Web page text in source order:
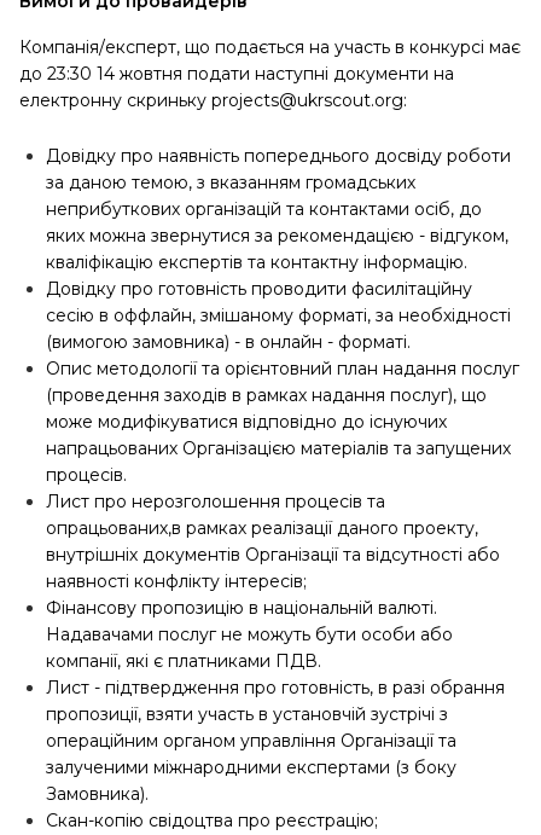
Компанія/експерт, що подається на участь в конкурсі має
до 23:30 14 жовтня подати наступні документи на
електронну скриньку projects@ukrscout.org:
Довідку про наявність попереднього досвіду роботи
за даною темою, з вказанням громадських
неприбуткових організацій та контактами осіб, до
яких можна звернутися за рекомендацією - відгуком,
кваліфікацію експертів та контактну інформацію.
Довідку про готовність проводити фасилітаційну
сесію в оффлайн, змішаному форматі, за необхідності
(вимогою замовника) - в онлайн - форматі.
Опис методології та орієнтовний план надання послуг
(проведення заходів в рамках надання послуг), що
може модифікуватися відповідно до існуючих
напрацьованих Організацією матеріалів та запущених
процесів.
Лист про нерозголошення процесів та
опрацьованих,в рамках реалізації даного проекту,
внутрішніх документів Організації та відсутності або
наявності конфлікту інтересів;
Фінансову пропозицію в національній валюті.
Надавачами послуг не можуть бути особи або
компанії, які є платниками ПДВ.
Лист - підтвердження про готовність, в разі обрання
пропозиції, взяти участь в установчій зустрічі з
операційним органом управління Організації та
залученими міжнародними експертами (з боку
Замовника).
Скан-копію свідоцтва про реєстрацію;